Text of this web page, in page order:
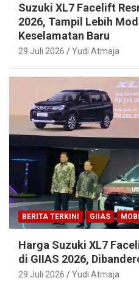
Suzuki XL7 Facelift
2026, Tampil Lebih
Keselamatan Baru
29 Juli 2026 Yudi Atmaja
BERITA TERKINI GIIAS
Harga Suzuki XL7
di GIIAS 2026,
29 Juli 2026 Yudi Atmaja